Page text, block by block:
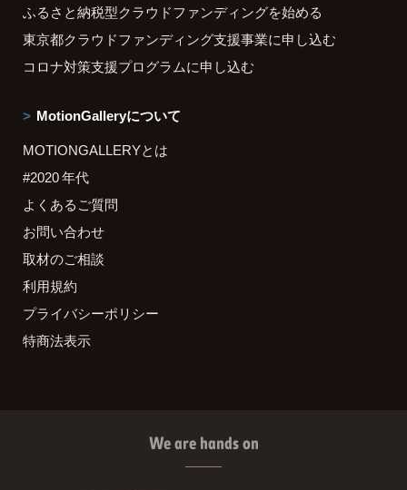
ふるさと納税型クラウドファンディングを始める
東京都クラウドファンディング支援事業に申し込む
コロナ対策支援プログラムに申し込む
MotionGalleryについて
MOTIONGALLERYとは
#2020 年代
よくあるご質問
お問い合わせ
取材のご相談
利用規約
プライバシーポリシー
特商法表示
We are hands on